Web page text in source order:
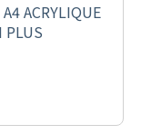
ACRYLIQUE
PLUS